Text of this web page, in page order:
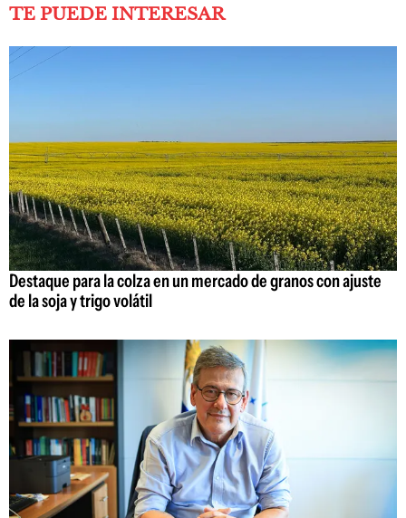
TE PUEDE INTERESAR
Destaque para la colza en un mercado de granos con ajuste
de la soja y trigo volátil